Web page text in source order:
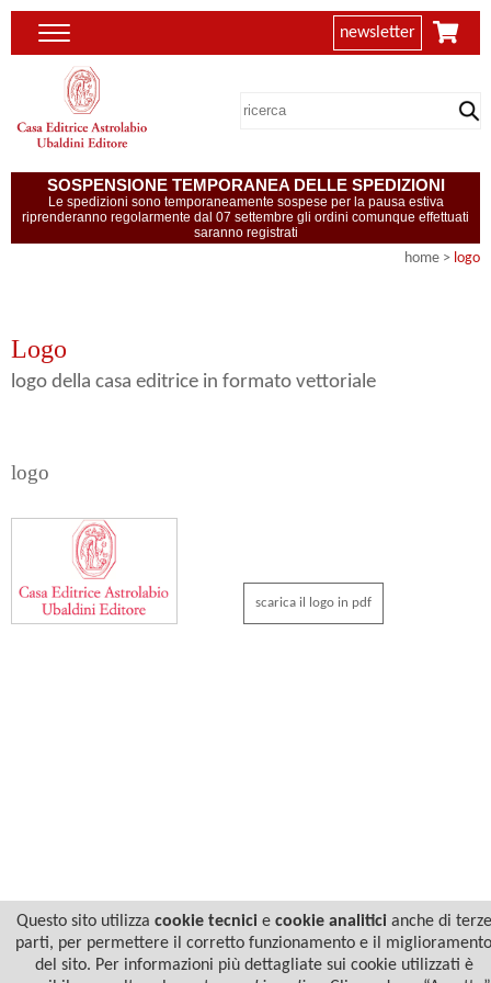
newsletter
SOSPENSIONE TEMPORANEA DELLE SPEDIZIONI
Le spedizioni sono temporaneamente sospese per la pausa estiva
riprenderanno regolarmente dal 07 settembre gli ordini comunque effettuati
saranno registrati
home > logo
Logo
logo della casa editrice in formato vettoriale
logo
scarica il logo in pdf
Questo sito utilizza cookie tecnicie cookie analiticianche di terze
parti, per permettere il corretto funzionamento e il miglioramento
del sito. Per informazioni più dettagliate sui cookie utilizzati è